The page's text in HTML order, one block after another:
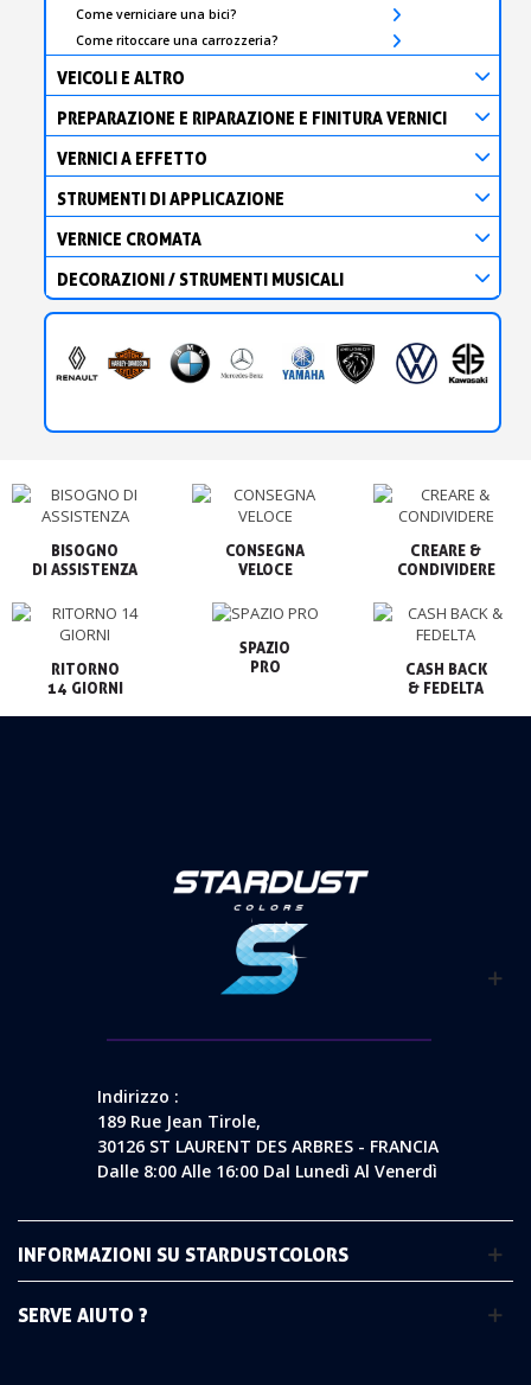
Come verniciare una bici?
Come ritoccare una carrozzeria?
VEICOLI E ALTRO
PREPARAZIONE E RIPARAZIONE E FINITURA VERNICI
VERNICI A EFFETTO
STRUMENTI DI APPLICAZIONE
VERNICE CROMATA
DECORAZIONI / STRUMENTI MUSICALI
BISOGNO
CONSEGNA
VELOCE
CREARE &
CONDIVIDERE
RITORNO
14 GIORNI
SPAZIO
PRO
CASH BACK
& FEDELTA
Indirizzo :
189 Rue Jean Tirole,
30126 ST LAURENT DES ARBRES - FRANCIA
Dalle 8:00 Alle 16:00 Dal Lunedì Al Venerdì
INFORMAZIONI SU STARDUSTCOLORS
SERVE AIUTO ?